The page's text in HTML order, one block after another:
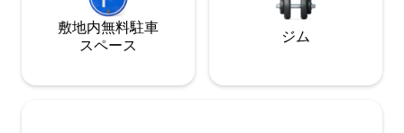
敷地内無料駐⁠車
ス⁠ペ⁠ー⁠ス
ジム